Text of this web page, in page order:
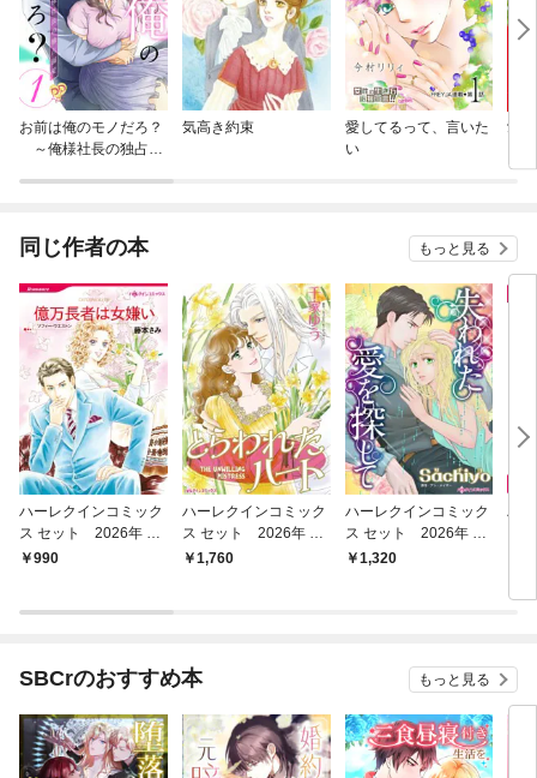
お前は俺のモノだろ？
～俺様社長の独占溺
気高き約束
愛してるって、言いた
い
愛
同じ作者の本 もっと見る
ハーレクインコミック
ス セット 2026年 vo
l.935
990
ハーレクインコミック
ス セット 2026年 vo
l.1056
1,760
ハーレクインコミック
ス セット 2026年 vo
l.998
1,320
ハ
SBCrのおすすめ本 もっと見る